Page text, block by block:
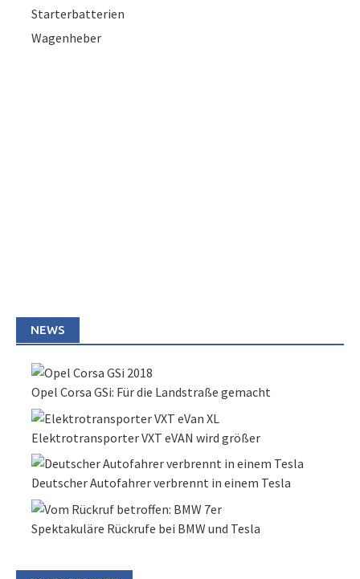
Starterbatterien
Wagenheber
NEWS
Opel Corsa GSi: Für die Landstraße gemacht
Elektrotransporter VXT eVAN wird größer
Deutscher Autofahrer verbrennt in einem Tesla
Spektakuläre Rückrufe bei BMW und Tesla